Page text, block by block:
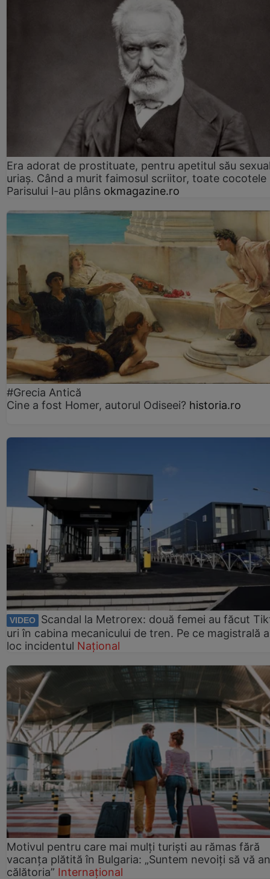
Era adorat de prostituate, pentru apetitul său
uriaș. Când a murit faimosul scriitor, toate cocotele
Parisului l-au plâns okmagazine.ro
#Grecia Antică
Cine a fost Homer, autorul Odiseei? historia.ro
VIDEO
Scandal la Metrorex: două femei au făcut
uri în cabina mecanicului de tren. Pe ce magistrală
loc incidentul Național
Motivul pentru care mai mulți turiști au rămas fără
vacanța plătită în Bulgaria: „Suntem nevoiți să vă
călătoria” Internațional